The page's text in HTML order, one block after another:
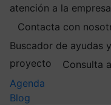
atención a la
Contacta con
Buscador de ayudas
proyecto
Consulta
Agenda
Blog